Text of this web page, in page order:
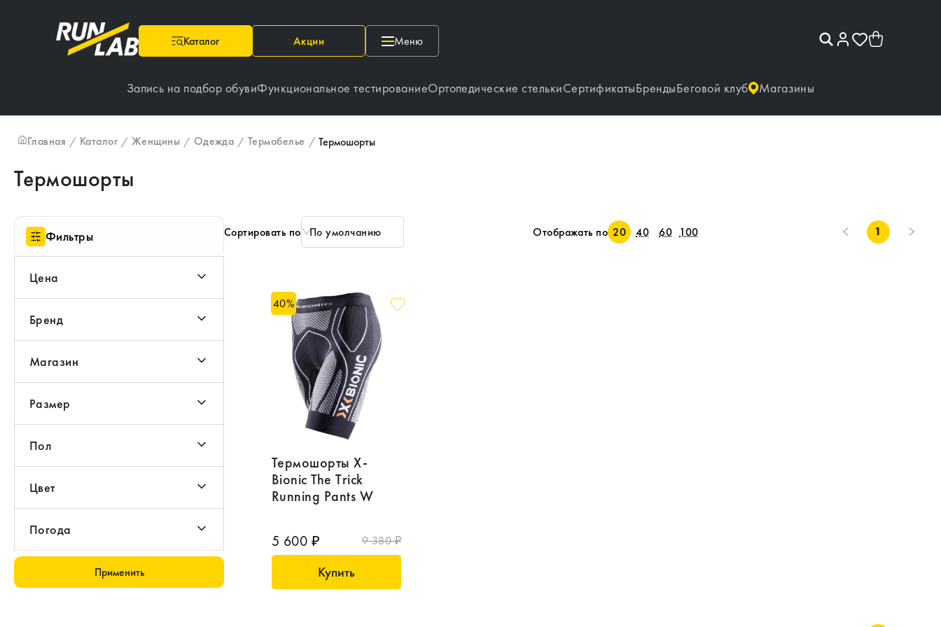
Каталог Акции Меню
Запись на подбор обувиФункциональное тестированиеОртопедические стелькиСертификатыБрендыБеговой клуб Магазины
Главная / Каталог / Женщины / Одежда / Термобелье / Термошорты
Термошорты
Фильтры
Цена
Бренд
Магазин
Размер
Пол
Цвет
Погода
Применить
Сортировать по По умолчанию Отображать по 20 40 60 100 1
40%
Термошорты X-
Bionic The Trick
Running Pants W
5 600 ₽ 9 380 ₽
Купить